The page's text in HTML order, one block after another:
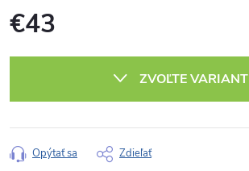
€43
ZVOĽTE VARIANT
Opýtať sa Zdieľať